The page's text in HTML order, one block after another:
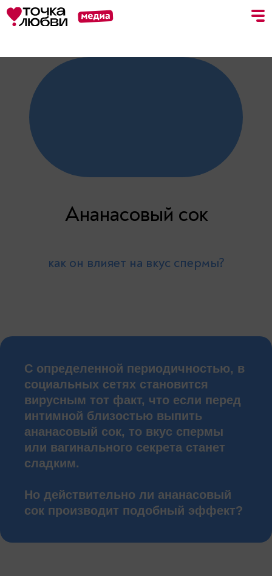
Тесты
Ананасовый сок
как он влияет на вкус спермы?
С определенной периодичностью, в
социальных сетях становится
вирусным тот факт, что если перед
интимной близостью выпить
ананасовый сок, то вкус спермы
или вагинального секрета станет
сладким.
Но действительно ли ананасовый
сок производит подобный эффект?